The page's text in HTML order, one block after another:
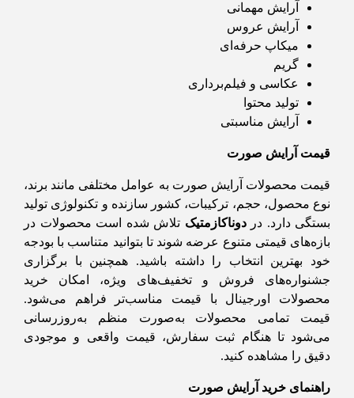
آرایش مهمانی
آرایش عروس
میکاپ حرفه‌ای
گریم
عکاسی و فیلم‌برداری
تولید محتوا
آرایش مناسبتی
قیمت آرایش صورت
قیمت محصولات آرایش صورت به عوامل مختلفی مانند برند،
نوع محصول، حجم، ترکیبات، کشور سازنده و تکنولوژی تولید
بستگی دارد. دردوناکازمتیک تلاش شده است محصولات در
بازه‌های قیمتی متنوع عرضه شوند تا بتوانید متناسب با بودجه
خود بهترین انتخاب را داشته باشید. همچنین با برگزاری
جشنواره‌های فروش و تخفیف‌های ویژه، امکان خرید
محصولات اورجینال با قیمت مناسب‌تر فراهم می‌شود.
قیمت تمامی محصولات به‌صورت منظم به‌روزرسانی
می‌شود تا هنگام ثبت سفارش، قیمت واقعی و موجودی
دقیق را مشاهده کنید.
راهنمای خرید آرایش صورت